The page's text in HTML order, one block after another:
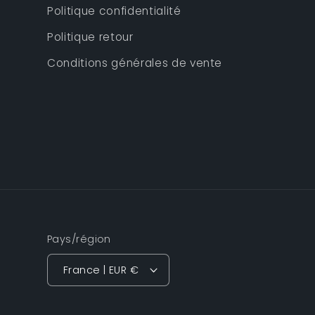
Politique confidentialité
Politique retour
Conditions générales de vente
Pays/région
France | EUR €